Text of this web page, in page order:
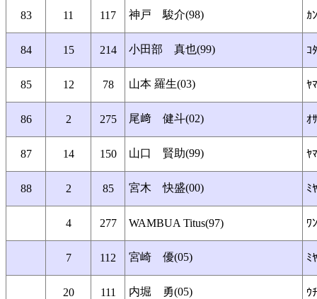
83 11 117 神戸 駿介(98) ｶ
84 15 214 小田部 真也(99) ｺ
85 12 78 山本 羅生(03) ﾔ
86 2 275 尾﨑 健斗(02) ｵ
87 14 150 山口 賢助(99) ﾔ
88 2 85 宮木 快盛(00) ﾐ
4 277 WAMBUA Titus(97) ﾜ
7 112 宮崎 優(05) ﾐ
20 111 内堀 勇(05) ｳ